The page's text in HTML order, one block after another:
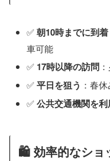
✅朝10時までに到着
車可能
✅ 17時以降の訪問
✅平日を狙う ：春
✅公共交通機関を利
🛍 効率的なショ